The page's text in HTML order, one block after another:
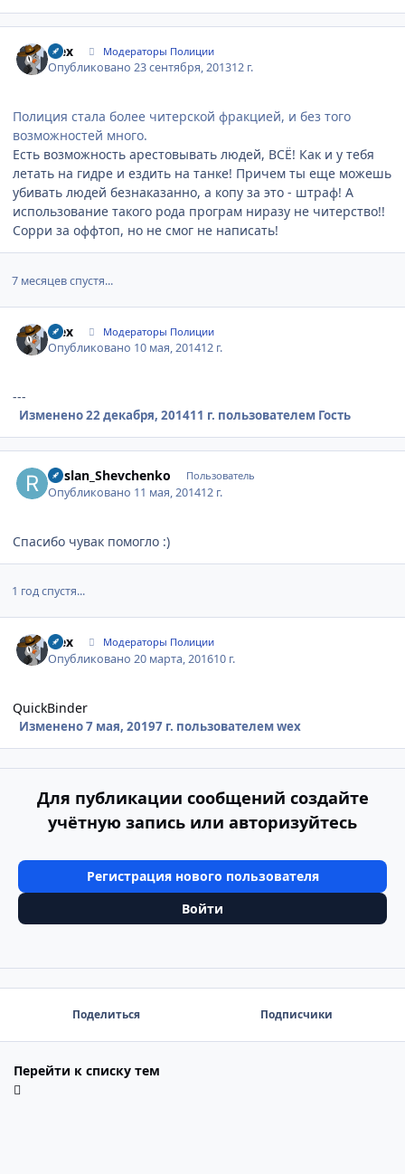
wex Модераторы Полиции
Опубликовано23 сентября, 201312 г.
Полиция стала более читерской фракцией, и без того
возможностей много.
Есть возможность арестовывать людей, ВСЁ! Как и у тебя
летать на гидре и ездить на танке! Причем ты еще можешь
убивать людей безнаказанно, а копу за это - штраф! А
использование такого рода програм ниразу не читерство!!
Сорри за оффтоп, но не смог не написать!
7 месяцев спустя...
wex Модераторы Полиции
Опубликовано 10 мая, 201412 г.
---
Изменено22 декабря, 201411 г. пользователем Гость
Ruslan_Shevchenko Пользователь
Опубликовано 11 мая, 201412 г.
Спасибо чувак помогло :)
1 год спустя...
wex Модераторы Полиции
Опубликовано20 марта, 201610 г.
QuickBinder
Изменено7 мая, 20197 г. пользователем wex
Для публикации сообщений создайте
учётную запись или авторизуйтесь
Регистрация нового пользователя
Войти
Поделиться Подписчики
Перейти к списку тем